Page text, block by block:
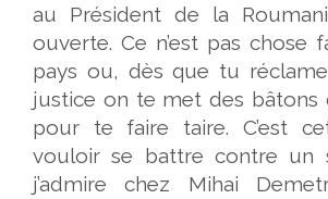
au Président de la
ouverte. Ce n’est pas chose
pays ou, dès que tu
justice on te met des bâtons
pour te faire taire. C’est
vouloir se battre contre un
j’admire chez Mihai